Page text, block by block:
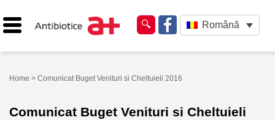
Română
Home > Comunicat Buget Venituri si Cheltuieli 2016
Comunicat Buget Venituri si Cheltuieli